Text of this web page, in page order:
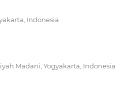
Indonesia
Madani, Yogyakarta, Indonesia